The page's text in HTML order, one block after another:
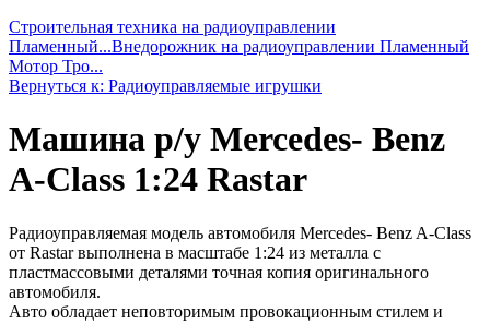
Строительная техника на радиоуправлении
Пламенный...Внедорожник на радиоуправлении Пламенный
Мотор Тро...
Вернуться к: Радиоуправляемые игрушки
Машина р/у Mercedes- Benz
A-Class 1:24 Rastar
Радиоуправляемая модель автомобиля Mercedes- Benz A-Class
от Rastar выполнена в масштабе 1:24 из металла с
пластмассовыми деталями точная копия оригинального
автомобиля.
Авто обладает неповторимым провокационным стилем и